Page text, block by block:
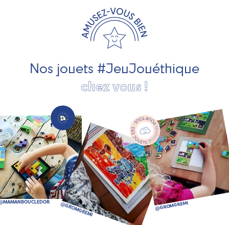
les jeux et jouets en bois de qualité et engagés dans le
développement durable. Ils nous fabriquent des jouets
pour les jeunes enfants, des jeux d'éveil, des jeux de
société, des jouets d'imitation, des jeux de plein air, ... et
Nos jouets #JeuJouéthique
chez vous !